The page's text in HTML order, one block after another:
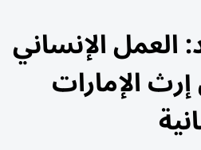
العمل الإنساني
الإمارات